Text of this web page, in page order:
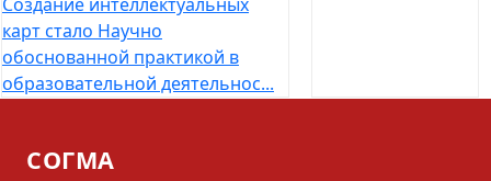
карт стало Научно
обоснованной практикой в
образовательной деятельнос...
СОГМА